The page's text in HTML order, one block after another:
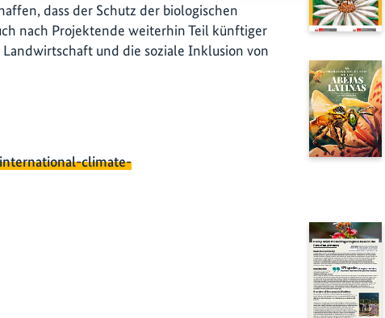
dass der Schutz der biologischen
nach Projektende weiterhin Teil künftiger
und die soziale Inklusion von
climate-